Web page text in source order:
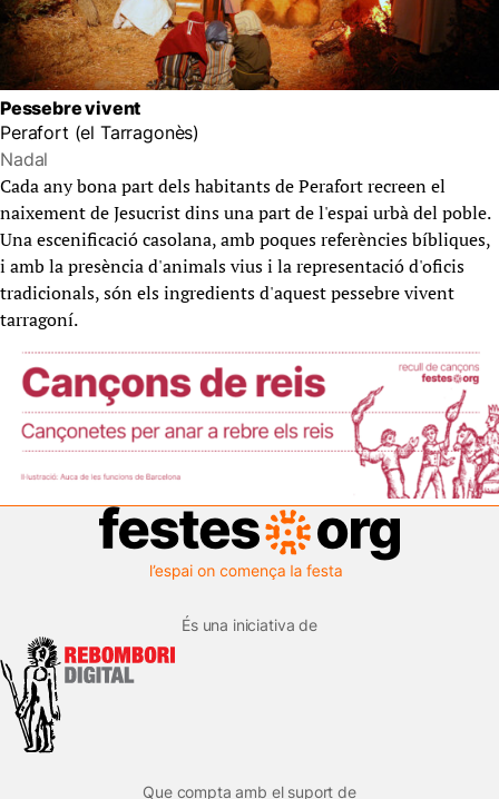
Pessebre vivent
Perafort (el Tarragonès)
Nadal
Cada any bona part dels habitants de Perafort recreen el
naixement de Jesucrist dins una part de l'espai urbà del poble.
Una escenificació casolana, amb poques referències bíbliques,
i amb la presència d'animals vius i la representació d'oficis
tradicionals, són els ingredients d'aquest pessebre vivent
tarragoní.
És una iniciativa de
Que compta amb el suport de